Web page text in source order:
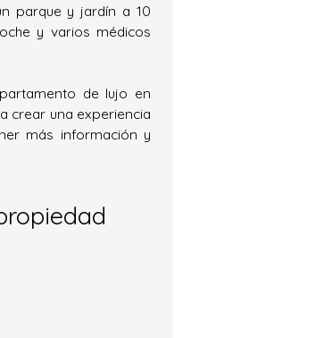
parque y jardín a 10
y varios médicos
de lujo en
crear una experiencia
más información y